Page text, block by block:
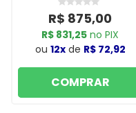
Monofásico Aberto
500W, 127V, 4 Polos,
60Hz com Acessórios
R$ 875,00
R$ 831,25 no PIX
ou 12xde R$ 72,92
COMPRAR